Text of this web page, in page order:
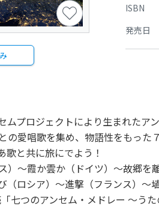
ISBN
発売日
プロジェクトにより生まれたア
の愛唱歌を集め、物語性をもった
歌と共に旅にでよう！
）～霞か雲か（ドイツ）～故郷
（ロシア）～進撃（フランス）～
七つのアンセム・メドレー ～う